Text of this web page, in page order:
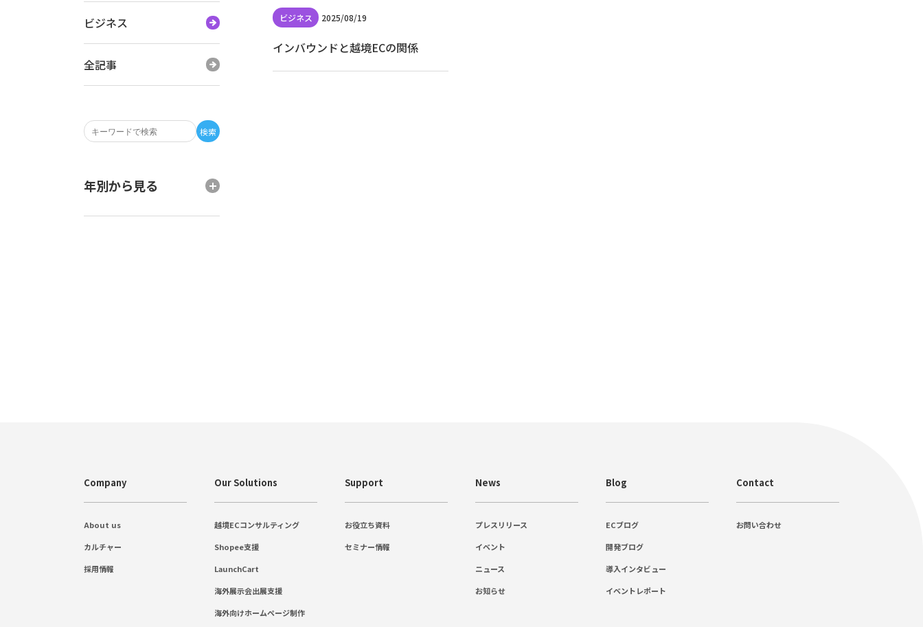
検索
ビジネス
全記事
年別から見る
2025/08/19
インバウンドと越境ECの関係
Company
About us
カルチャー
採用情報
Our Solutions
越境ECコンサルティング
Shopee支援
LaunchCart
海外展示会出展支援
海外向けホームページ制作
Support
お役立ち資料
セミナー情報
News
プレスリリース
イベント
ニュース
お知らせ
Blog
ECブログ
開発ブログ
導入インタビュー
イベントレポート
Contact
お問い合わせ